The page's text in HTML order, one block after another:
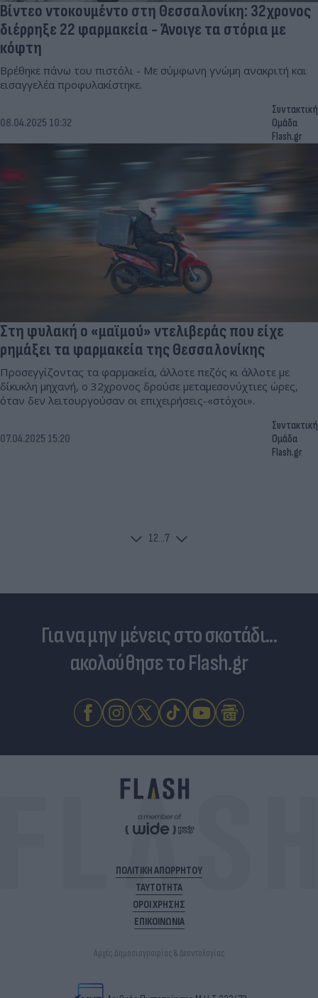
Βίντεο ντοκουμέντο στη Θεσσαλονίκη: 32χρονος
διέρρηξε 22 φαρμακεία - Άνοιγε τα στόρια με
κόφτη
Βρέθηκε πάνω του πιστόλι - Με σύμφωνη γνώμη ανακριτή και
εισαγγελέα προφυλακίστηκε.
08.04.2025 10:32
Συντακτική
Ομάδα
Flash.gr
Στη φυλακή ο «μαϊμού» ντελιβεράς που είχε
ρημάξει τα φαρμακεία της Θεσσαλονίκης
Προσεγγίζοντας τα φαρμακεία, άλλοτε πεζός κι άλλοτε με
δίκυκλη μηχανή, ο 32χρονος δρούσε μεταμεσονύχτιες ώρες,
όταν δεν λειτουργούσαν οι επιχειρήσεις-«στόχοι».
07.04.2025 15:20
Συντακτική
Ομάδα
Flash.gr
12...7
Για να μην μένεις στο σκοτάδι...
ακολούθησε το Flash.gr
ΠΟΛΙΤΙΚΗ ΑΠΟΡΡΗΤΟΥ
ΤΑΥΤΟΤΗΤΑ
ΟΡΟΙ ΧΡΗΣΗΣ
ΕΠΙΚΟΙΝΩΝΙΑ
Αρχές Δημοσιογραφίας & Δεοντολογίας